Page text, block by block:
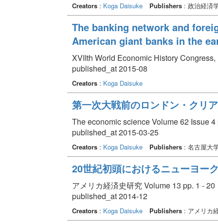
Creators: Koga Daisuke Publishers: 政治経済
The banking network and
American giant banks in the
XVIIth World Economic History
published_at 2015-08
Creators: Koga Daisuke
第一次大戦前のロンドン・クリ
The economic science Volume 62 Issue 4
published_at 2015-03-25
Creators: Koga Daisuke Publishers: 名古屋大
20世紀初頭におけるニューヨー
アメリカ経済史研究 Volume 13 pp. 1 - 20
published_at 2014-12
Creators: Koga Daisuke Publishers: アメリカ